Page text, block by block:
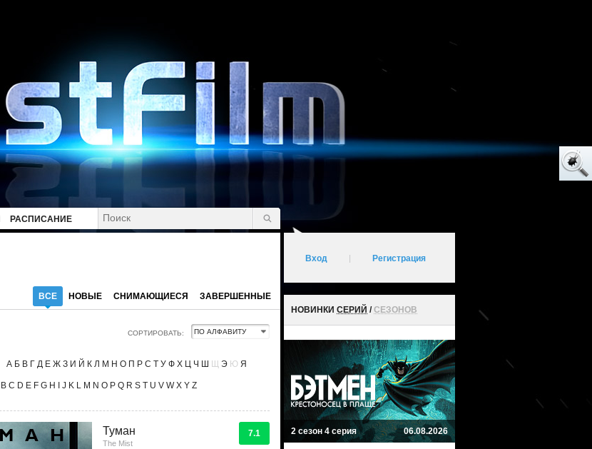
РАСПИСАНИЕ
ВСЕ НОВЫЕ СНИМАЮЩИЕСЯ ЗАВЕРШЕННЫЕ
СОРТИРОВАТЬ:
А Б В Г Д Е Ж З И Й К Л М Н О П Р С Т У Ф Х Ц Ч Ш Щ Э Ю Я
B C D E F G H J K L M N O P Q R S T U V W X Y Z
Туман
The Mist
7.1
Вход Регистрация
НОВИНКИ СЕРИЙ /СЕЗОНОВ
2 сезон 4 серия 06.08.2026